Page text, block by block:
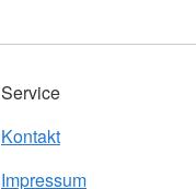
Service
Kontakt
Impressum